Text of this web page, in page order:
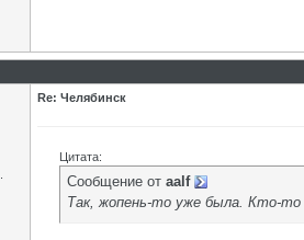
Re: Челябинск
Цитата:
Сообщение от aalf
Так, жопень-то уже была. Кто-то